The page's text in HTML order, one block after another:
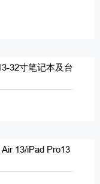
32寸笔记本及台
13/iPad Pro13